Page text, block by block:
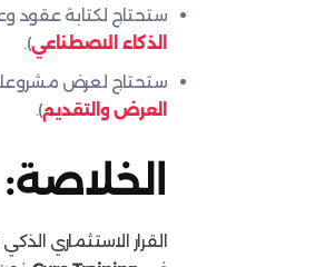
ستحتاج لكتابة عقود
الذكاء الاصطناعي).
ستحتاج لعرض
العرض والتقديم).
القرار الاستثماري